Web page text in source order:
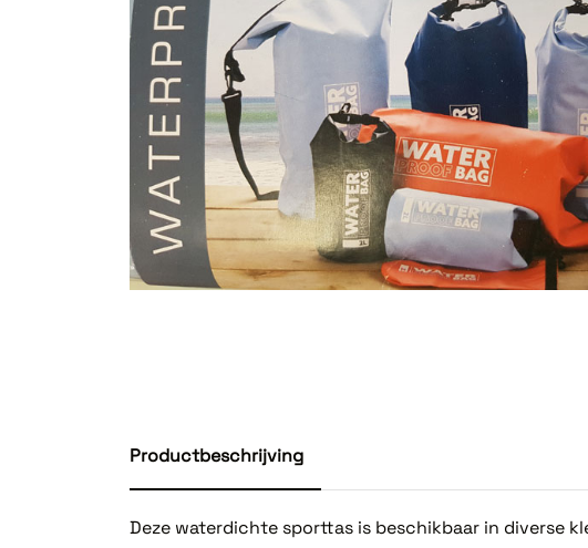
Productbeschrijving
Deze waterdichte sporttas is beschikbaar in diverse